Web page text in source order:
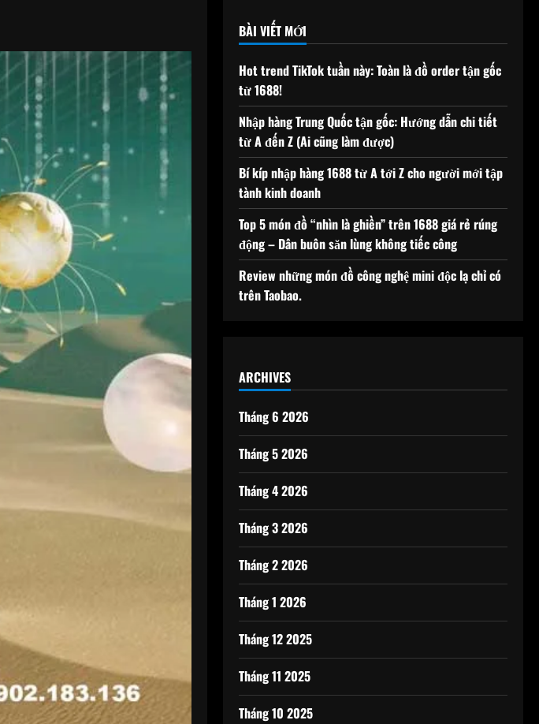
BÀI VIẾT MỚI
Hot trend TikTok tuần này: Toàn là đồ order tận gốc
từ 1688!
Nhập hàng Trung Quốc tận gốc: Hướng dẫn chi tiết
từ A đến Z (Ai cũng làm được)
Bí kíp nhập hàng 1688 từ A tới Z cho người mới tập
tành kinh doanh
Top 5 món đồ “nhìn là ghiền” trên 1688 giá rẻ rúng
động – Dân buôn săn lùng không tiếc công
Review những món đồ công nghệ mini độc lạ chỉ có
trên Taobao.
ARCHIVES
Tháng 6 2026
Tháng 5 2026
Tháng 4 2026
Tháng 3 2026
Tháng 2 2026
Tháng 1 2026
Tháng 12 2025
Tháng 11 2025
Tháng 10 2025